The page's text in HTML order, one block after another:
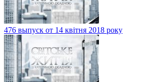
476 выпуск от 14 квітня 2018 року